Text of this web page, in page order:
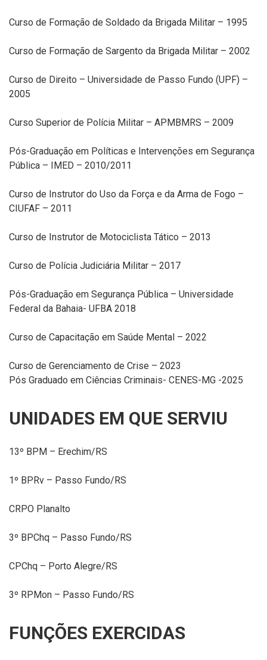
Curso de Formação de Soldado da Brigada Militar – 1995
Curso de Formação de Sargento da Brigada Militar – 2002
Curso de Direito – Universidade de Passo Fundo (UPF) –
2005
Curso Superior de Polícia Militar – APMBMRS – 2009
Pós-Graduação em Políticas e Intervenções em Segurança
Pública – IMED – 2010/2011
Curso de Instrutor do Uso da Força e da Arma de Fogo –
CIUFAF – 2011
Curso de Instrutor de Motociclista Tático – 2013
Curso de Polícia Judiciária Militar – 2017
Pós-Graduação em Segurança Pública – Universidade
Federal da Bahaia- UFBA 2018
Curso de Capacitação em Saúde Mental – 2022
Curso de Gerenciamento de Crise – 2023
Pós Graduado em Ciências Criminais- CENES-MG -2025
UNIDADES EM QUE SERVIU
13º BPM – Erechim/RS
1º BPRv – Passo Fundo/RS
CRPO Planalto
3º BPChq – Passo Fundo/RS
CPChq – Porto Alegre/RS
3º RPMon – Passo Fundo/RS
FUNÇÕES EXERCIDAS